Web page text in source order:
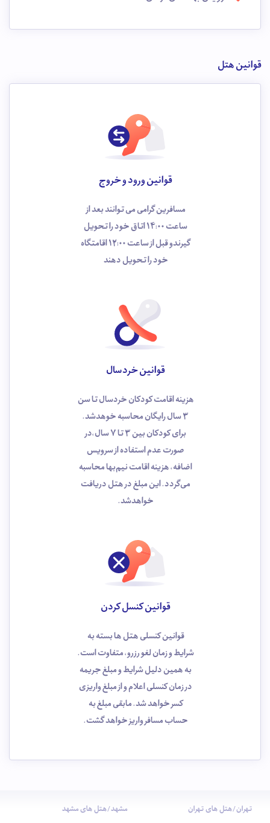
قوانین هتل
قوانین ورود و خروج
مسافرین گرامی می توانند بعد از
ساعت 14:00 اتاق خود را تحویل
گیرندو قبل از ساعت 12:00 اقامتگاه
خود را تحویل دهند
قوانین خردسال
هزینه اقامت کودکان خردسال تا سن
3 سال رایگان محاسبه خوهد‌شد.
برای کودکان بین 3 تا 7 سال،در
صورت عدم استفاده از سرویس
اضافه، هزینه اقامت نیم‌بها محاسبه
می‌گردد. این مبلغ در هتل دریافت
خواهدشد.
قوانین کنسل کردن
قوانین کنسلی هتل ها بسته به
شرایط و زمان لغو رزرو، متفاوت است.
به همین دلیل شرایط و مبلغ جریمه
در زمان کنسلی اعلام و از مبلغ واریزی
کسر خواهد شد. مابقی مبلغ به
حساب مسافر واریز خواهد گشت.
تهران/هتل های تهران مشهد/هتل های مشهد